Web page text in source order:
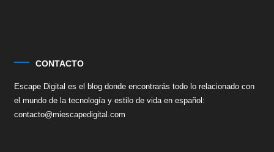
CONTACTO
Escape Digital es el blog donde encontrarás todo lo relacionado con
el mundo de la tecnología y estilo de vida en español:
contacto@miescapedigital.com